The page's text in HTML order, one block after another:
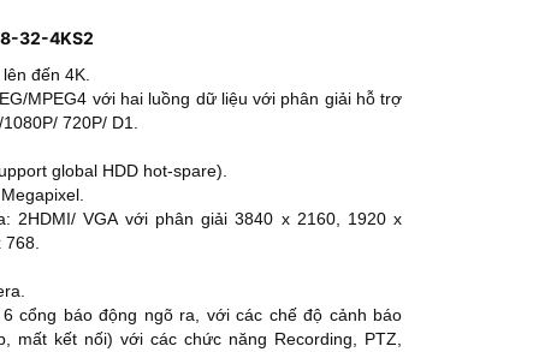
32-4KS2
đến 4K.
MPEG4 với hai luồng dữ liệu với phân giải hỗ trợ
720P/ D1.
global HDD hot-spare).
2HDMI/ VGA với phân giải 3840 x 2160, 1920 x
cổng báo động ngõ ra, với các chế độ cảnh báo
mất kết nối) với các chức năng Recording, PTZ,